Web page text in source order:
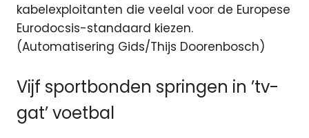
kabelexploitanten die veelal voor de Europese
Eurodocsis-standaard kiezen.
(Automatisering Gids/Thijs Doorenbosch)
Vijf sportbonden springen in ’tv-
gat’ voetbal